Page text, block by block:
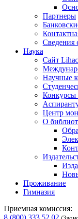
Партнеры
Сведения
Наука
Сайт
Научные
Конкурсы
Центр
О
Проживание
Гимназия
Приемная комиссия:
8 (800) 333 52 02